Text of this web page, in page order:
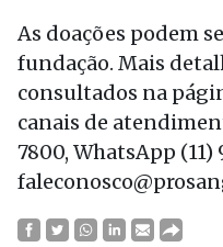
As doações podem
fundação. Mais
consultados na
canais de
7800, WhatsApp (11)